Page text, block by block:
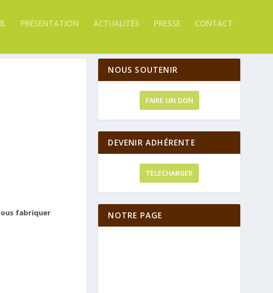
PRÉSENTATION ACTUALITÉS PRESSE CONTACT
fabriquer
NOUS SOUTENIR
FAIRE UN DON
DEVENIR ADHÉRENTE
TELECHARGER
NOTRE PAGE